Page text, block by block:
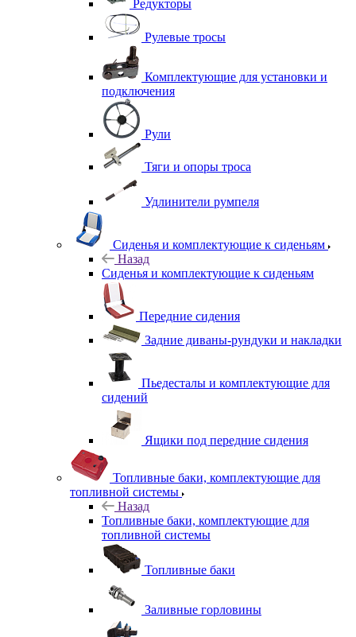
Редукторы
Рулевые тросы
Комплектующие для установки и
подключения
Рули
Тяги и опоры троса
Удлинители румпеля
Сиденья и комплектующие к сиденьям
Назад
Сиденья и комплектующие к сиденьям
Передние сидения
Задние диваны-рундуки и накладки
Пьедесталы и комплектующие для
сидений
Ящики под передние сидения
Топливные баки, комплектующие для
топливной системы
Назад
Топливные баки, комплектующие для
топливной системы
Топливные баки
Заливные горловины